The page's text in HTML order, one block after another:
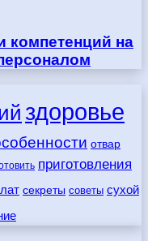
компетенций на
здоровье
отвар
приготовления
секреты советы сухой